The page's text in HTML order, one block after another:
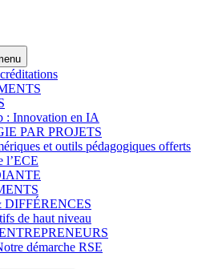
: Innovation en IA
PAR PROJETS
et outils pédagogiques offerts
l’ECE
de haut niveau
démarche RSE